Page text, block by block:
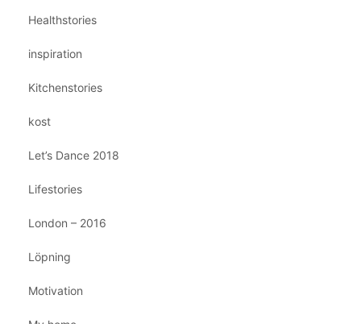
Healthstories
inspiration
Kitchenstories
kost
Let’s Dance 2018
Lifestories
London – 2016
Löpning
Motivation